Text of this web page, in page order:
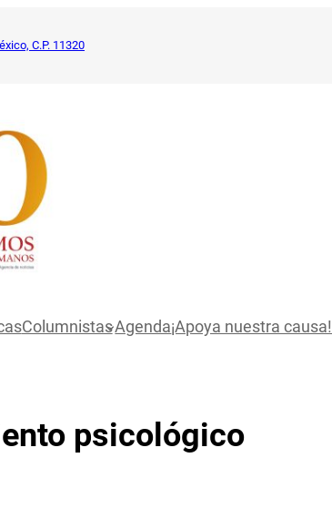
C.P. 11320
ColumnistasAgenda¡Apoya nuestra causa!
psicológico